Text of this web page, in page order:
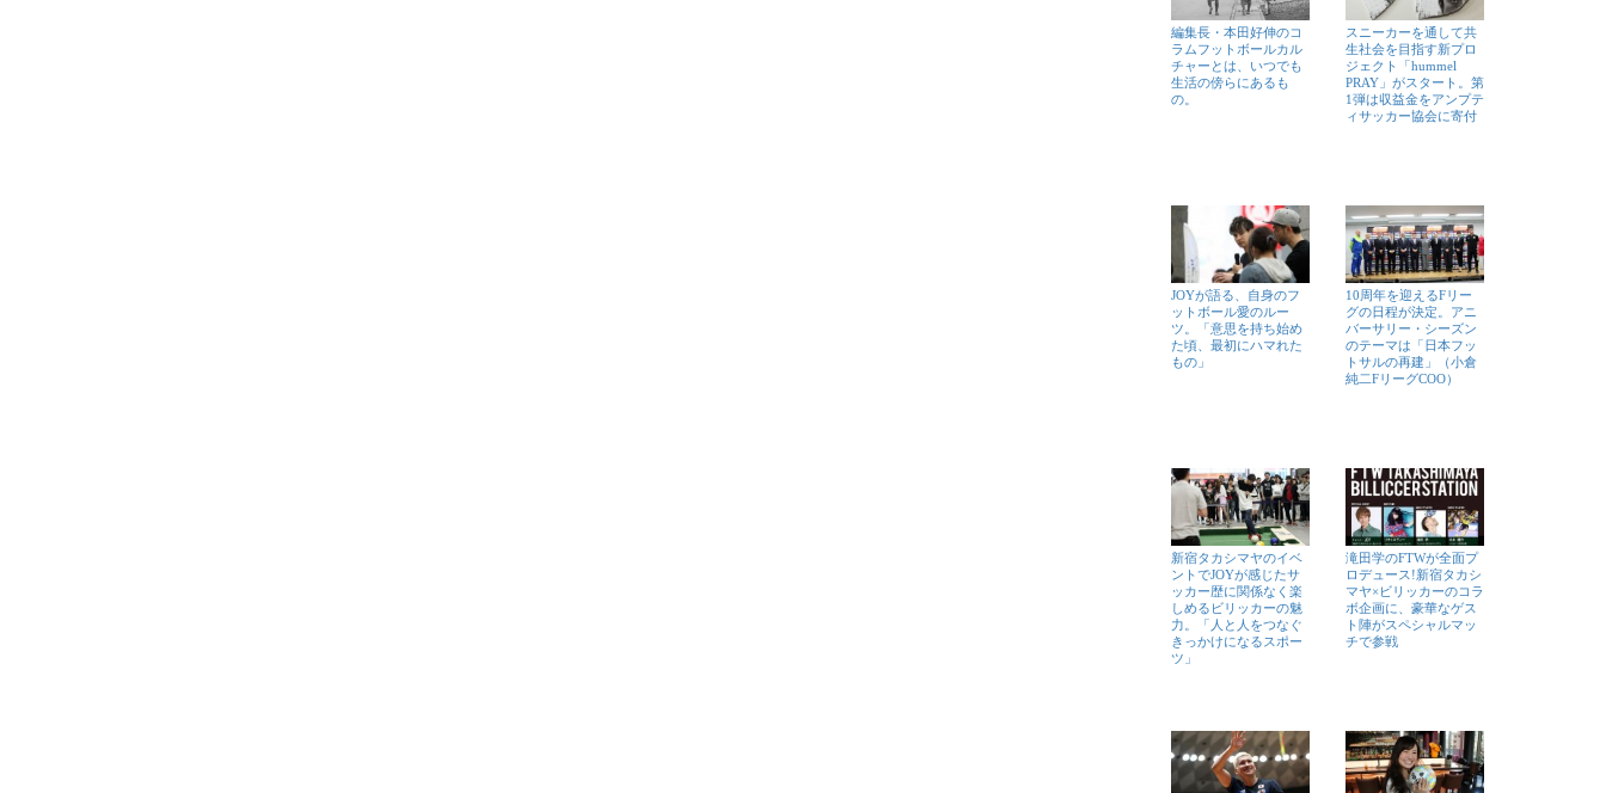
編集長・本田好伸のコ
ラムフットボールカル
チャーとは、いつでも
生活の傍らにあるも
の。
スニーカーを通して共
生社会を目指す新プロ
ジェクト「hummel
PRAY」がスタート。第
1弾は収益金をアンプテ
ィサッカー協会に寄付
JOYが語る、自身のフ
ットボール愛のルー
ツ。「意思を持ち始め
た頃、最初にハマれた
もの」
10周年を迎えるFリー
グの日程が決定。アニ
バーサリー・シーズン
のテーマは「日本フッ
トサルの再建」（小倉
純二FリーグCOO）
新宿タカシマヤのイベ
ントでJOYが感じたサ
ッカー歴に関係なく楽
しめるビリッカーの魅
力。「人と人をつなぐ
きっかけになるスポー
ツ」
滝田学のFTWが全面プ
ロデュース!新宿タカシ
マヤ×ビリッカーのコラ
ボ企画に、豪華なゲス
ト陣がスペシャルマッ
チで参戦